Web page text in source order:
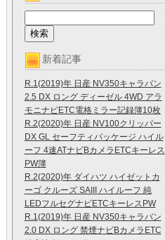
新着記事
R.1(2019)年 日産 NV350キャラバン
2.5 DX ロング ディーゼル 4WD アラ
モニナビETC電格ミラー記録簿10枚
R.2(2020)年 日産 NV100クリッパー
DX GL セーフティパッケージ ハイル
ーフ 4速ATナビBカメラETCキーレス
PW簿
R.2(2020)年 ダイハツ ハイゼットカ
ーゴ クルーズ SAIII ハイルーフ 純
LEDフルセグナビETCキーレスPW
R.1(2019)年 日産 NV350キャラバン
2.0 DX ロング 禁煙ナビBカメラETC